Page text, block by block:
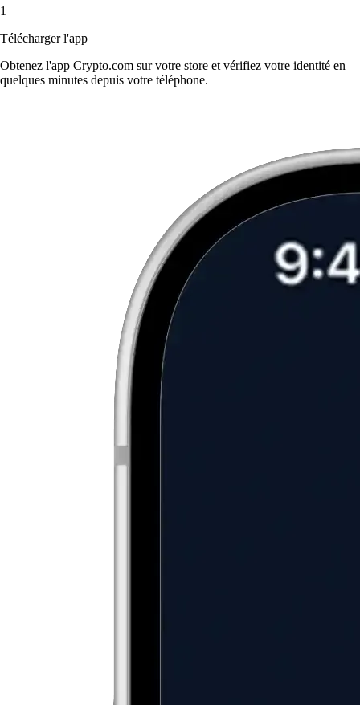
1
Télécharger l'app
Obtenez l'app Crypto.com sur votre store et vérifiez votre identité en
quelques minutes depuis votre téléphone.